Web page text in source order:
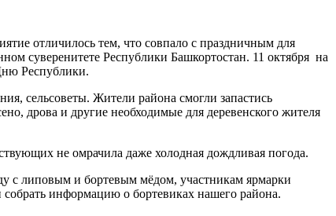
отличилось тем, что совпало с праздничным для
суверенитете Республики Башкортостан. 11 октября на
Республики.
сельсоветы. Жители района смогли запастись
дрова и другие необходимые для деревенского жителя
не омрачила даже холодная дождливая погода.
с липовым и бортевым мёдом, участникам ярмарки
информацию о бортевиках нашего района.